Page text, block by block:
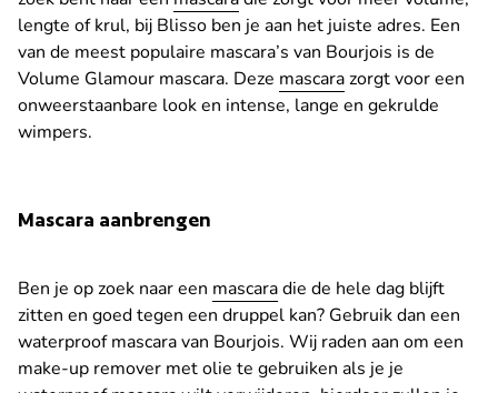
lengte of krul, bij Blisso ben je aan het juiste adres. Een
van de meest populaire mascara’s van Bourjois is de
Volume Glamour mascara. Deze mascarazorgt voor een
onweerstaanbare look en intense, lange en gekrulde
wimpers.
Mascara aanbrengen
Ben je op zoek naar een mascaradie de hele dag blijft
zitten en goed tegen een druppel kan? Gebruik dan een
waterproof mascara van Bourjois. Wij raden aan om een
make-up remover met olie te gebruiken als je je